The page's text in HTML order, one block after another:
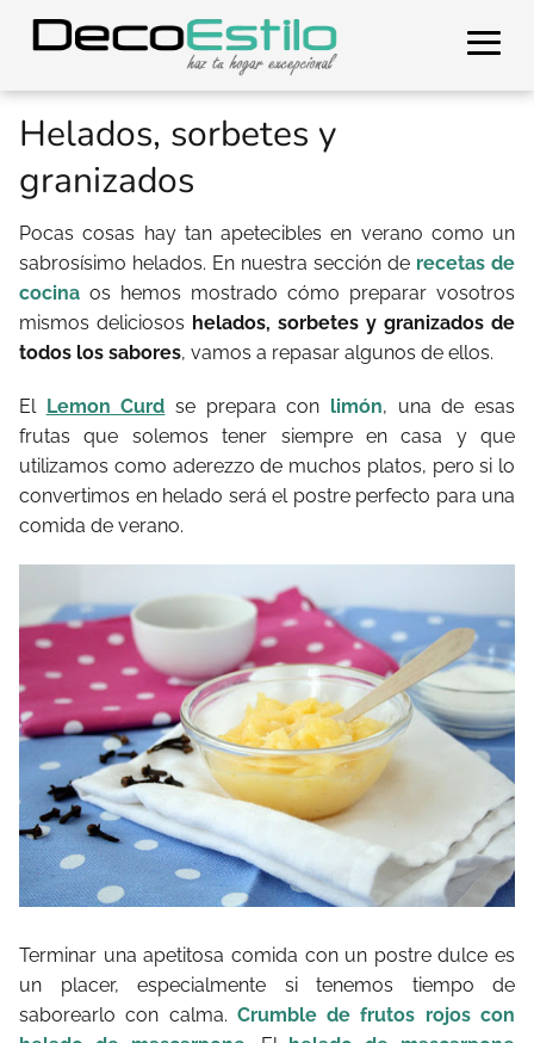
Helados, sorbetes y
granizados
Pocas cosas hay tan apetecibles en verano como un
sabrosísimo helados. En nuestra sección de recetas de
cocina os hemos mostrado cómo preparar vosotros
mismos deliciosos helados, sorbetes y granizados de
todos los sabores, vamos a repasar algunos de ellos.
El Lemon Curd se prepara con limón, una de esas
frutas que solemos tener siempre en casa y que
utilizamos como aderezzo de muchos platos, pero si lo
convertimos en helado será el postre perfecto para una
comida de verano.
Terminar una apetitosa comida con un postre dulce es
un placer, especialmente si tenemos tiempo de
saborearlo con calma. Crumble de frutos rojos con